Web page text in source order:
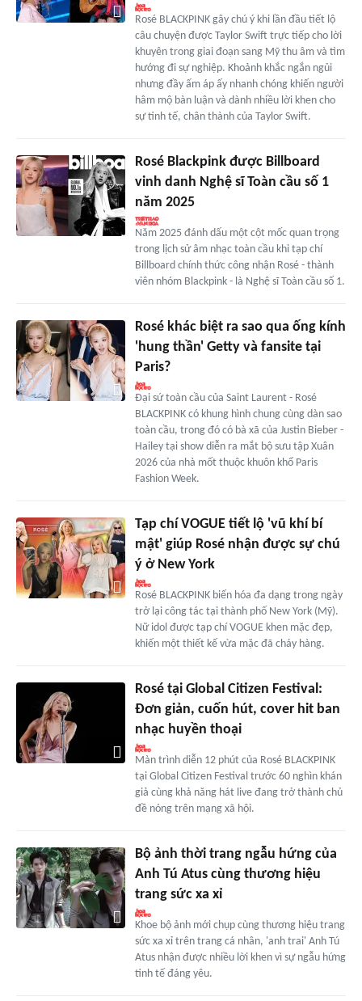
Rosé BLACKPINK gây chú ý khi lần đầu tiết lộ
câu chuyện được Taylor Swift trực tiếp cho lời
khuyên trong giai đoạn sang Mỹ thu âm và tìm
hướng đi sự nghiệp. Khoảnh khắc ngắn ngủi
nhưng đầy ấm áp ấy nhanh chóng khiến người
hâm mộ bàn luận và dành nhiều lời khen cho
sự tinh tế, chân thành của Taylor Swift.
Rosé Blackpink được Billboard
vinh danh Nghệ sĩ Toàn cầu số 1
năm 2025
Năm 2025 đánh dấu một cột mốc quan trọng
trong lịch sử âm nhạc toàn cầu khi tạp chí
Billboard chính thức công nhận Rosé - thành
viên nhóm Blackpink - là Nghệ sĩ Toàn cầu số 1.
Rosé khác biệt ra sao qua ống kính
'hung thần' Getty và fansite tại
Paris?
Đại sứ toàn cầu của Saint Laurent - Rosé
BLACKPINK có khung hình chung cùng dàn sao
toàn cầu, trong đó có bà xã của Justin Bieber -
Hailey tại show diễn ra mắt bộ sưu tập Xuân
2026 của nhà mốt thuộc khuôn khổ Paris
Fashion Week.
Tạp chí VOGUE tiết lộ 'vũ khí bí
mật' giúp Rosé nhận được sự chú
ý ở New York
Rosé BLACKPINK biến hóa đa dạng trong ngày
trở lại công tác tại thành phố New York (Mỹ).
Nữ idol được tạp chí VOGUE khen mặc đẹp,
khiến một thiết kế vừa mặc đã cháy hàng.
Rosé tại Global Citizen Festival:
Đơn giản, cuốn hút, cover hit ban
nhạc huyền thoại
Màn trình diễn 12 phút của Rosé BLACKPINK
tại Global Citizen Festival trước 60 nghìn khán
giả cùng khả năng hát live đang trở thành chủ
đề nóng trên mạng xã hội.
Bộ ảnh thời trang ngẫu hứng của
Anh Tú Atus cùng thương hiệu
trang sức xa xỉ
Khoe bộ ảnh mới chụp cùng thương hiệu trang
sức xa xỉ trên trang cá nhân, 'anh trai' Anh Tú
Atus nhận được nhiều lời khen vì sự ngẫu hứng
tinh tế đáng yêu.